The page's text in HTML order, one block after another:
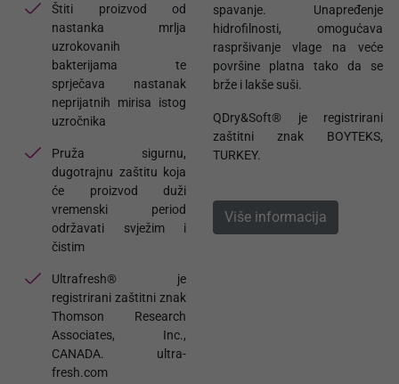
Štiti proizvod od
nastanka mrlja
uzrokovanih
bakterijama te
sprječava nastanak
neprijatnih mirisa istog
uzročnika
Pruža sigurnu,
dugotrajnu zaštitu koja
će proizvod duži
vremenski period
održavati svježim i
čistim
Ultrafresh® je
registrirani zaštitni znak
Thomson Research
Associates, Inc.,
CANADA. ultra-
fresh.com
spavanje. Unapređenje
hidrofilnosti, omogućava
raspršivanje vlage na veće
površine platna tako da se
brže i lakše suši.
QDry&Soft® je registrirani
zaštitni znak BOYTEKS,
TURKEY.
Više informacija